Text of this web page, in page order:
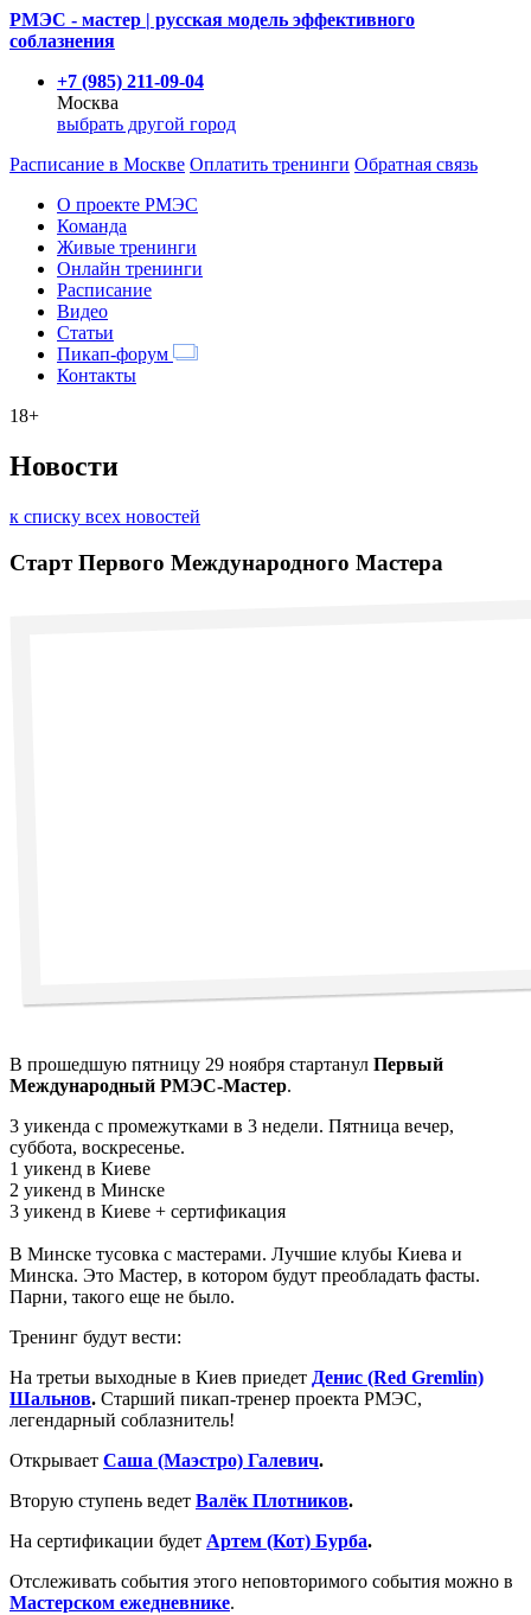
РМЭС - мастер | русская модель эффективного
соблазнения
+7 (985) 211-09-04
Москва
выбрать другой город
Расписание в Москве Оплатить тренинги Обратная связь
О проекте РМЭС
Команда
Живые тренинги
Онлайн тренинги
Расписание
Видео
Статьи
Пикап-форум
Контакты
18+
Новости
к списку всех новостей
Старт Первого Международного Мастера
В прошедшую пятницу 29 ноября стартанул Первый
Международный РМЭС-Мастер.
3 уикенда с промежутками в 3 недели. Пятница вечер,
суббота, воскресенье.
1 уикенд в Киеве
2 уикенд в Минске
3 уикенд в Киеве + сертификация
В Минске тусовка с мастерами. Лучшие клубы Киева и
Минска. Это Мастер, в котором будут преобладать фасты.
Парни, такого еще не было.
Тренинг будут вести:
На третьи выходные в Киев приедет Денис (Red Gremlin)
Шальнов. Старший пикап-тренер проекта РМЭС,
легендарный соблазнитель!
Открывает Саша (Маэстро) Галевич.
Вторую ступень ведет Валёк Плотников.
На сертификации будет Артем (Кот) Бурба.
Отслеживать события этого неповторимого события можно в
Мастерском ежедневнике.